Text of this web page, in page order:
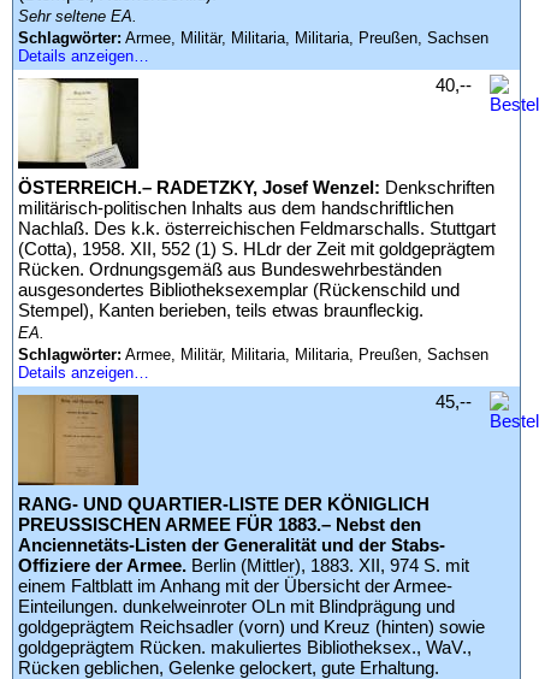
Sehr seltene EA.
Schlagwörter: Armee, Militär, Militaria, Militaria, Preußen, Sachsen
Details anzeigen…
ÖSTERREICH.– RADETZKY, Josef Wenzel: Denkschriften
militärisch-politischen Inhalts aus dem handschriftlichen
Nachlaß. Des k.k. österreichischen Feldmarschalls. Stuttgart
(Cotta), 1958. XII, 552 (1) S. HLdr der Zeit mit goldgeprägtem
Rücken. Ordnungsgemäß aus Bundeswehrbeständen
ausgesondertes Bibliotheksexemplar (Rückenschild und
Stempel), Kanten berieben, teils etwas braunfleckig.
EA.
Schlagwörter: Armee, Militär, Militaria, Militaria, Preußen, Sachsen
Details anzeigen…
40,--
RANG- UND QUARTIER-LISTE DER KÖNIGLICH
PREUSSISCHEN ARMEE FÜR 1883.– Nebst den
Anciennetäts-Listen der Generalität und der Stabs-
Offiziere der Armee. Berlin (Mittler), 1883. XII, 974 S. mit
einem Faltblatt im Anhang mit der Übersicht der Armee-
Einteilungen. dunkelweinroter OLn mit Blindprägung und
goldgeprägtem Reichsadler (vorn) und Kreuz (hinten) sowie
goldgeprägtem Rücken. makuliertes Bibliotheksex., WaV.,
Rücken geblichen, Gelenke gelockert, gute Erhaltung.
45,--